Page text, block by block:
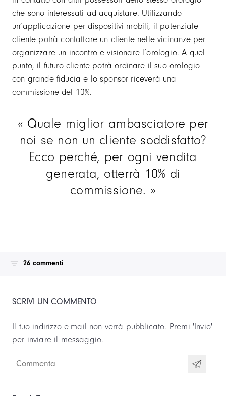
che sono interessati ad acquistare. Utilizzando
un’applicazione per dispositivi mobili, il potenziale
cliente potrà contattare un cliente nelle vicinanze per
organizzare un incontro e visionare l’orologio. A quel
punto, il futuro cliente potrà ordinare il suo orologio
con grande fiducia e lo sponsor riceverà una
commissione del 10%.
Quale miglior ambasciatore per
noi se non un cliente soddisfatto?
Ecco perché, per ogni vendita
generata, otterrà 10% di
commissione.
26 commenti
SCRIVI UN COMMENTO
Il tuo indirizzo e-mail non verrà pubblicato.